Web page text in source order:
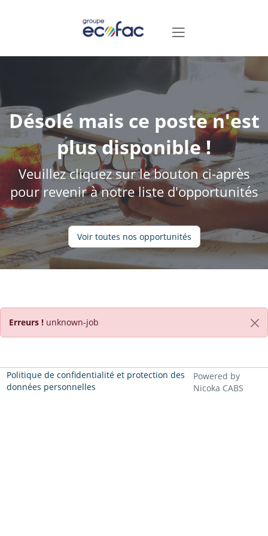
Désolé mais ce poste n'est
plus disponible !
Veuillez cliquez sur le bouton ci-après
pour revenir à notre liste d'opportunités
Voir toutes nos opportunités
Erreurs ! unknown-job
Politique de confidentialité et protection des
données personnelles
Powered by
Nicoka CABS